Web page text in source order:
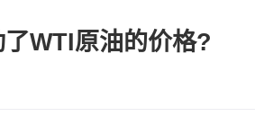
WTI原油的价格?